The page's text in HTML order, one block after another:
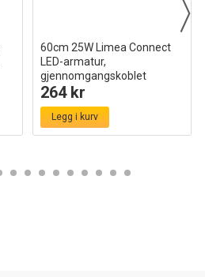
60cm 25W Limea Connect
LED-armatur,
gjennomgangskoblet
160 lm/W, IP65 vanntett
264 kr
Legg i kurv